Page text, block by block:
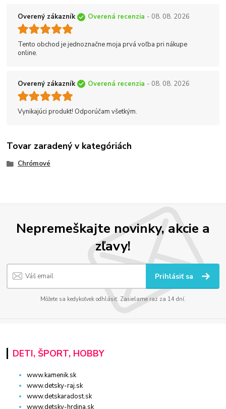
Overený zákazník Overená recenzia - 08. 08. 2026
Tento obchod je jednoznačne moja prvá voľba pri nákupe
online.
Overený zákazník Overená recenzia - 08. 08. 2026
Vynikajúci produkt! Odporúčam všetkým.
Tovar zaradený v kategóriách
Chrómové
Nepremeškajte novinky, akcie a
zľavy!
Prihlásiť sa
Môžete sa kedykoľvek odhlásiť. Zasielame raz za 14 dní.
DETI, ŠPORT, HOBBY
www.kamenik.sk
www.detsky-raj.sk
www.detskaradost.sk
www.detsky-hrdina.sk